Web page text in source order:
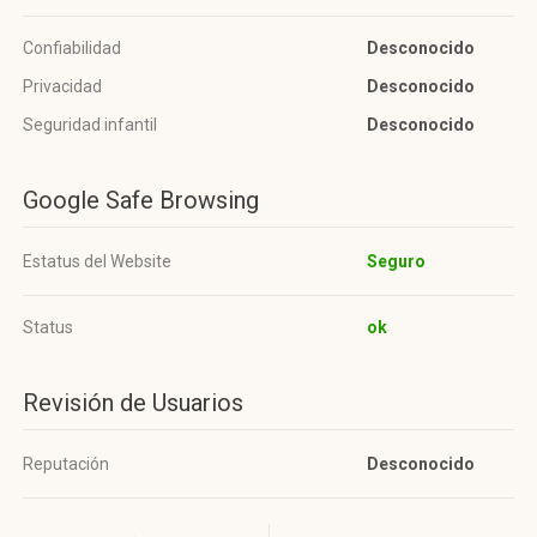
Confiabilidad
Desconocido
Privacidad
Desconocido
Seguridad infantil
Desconocido
Google Safe Browsing
Estatus del Website Seguro
Status ok
Revisión de Usuarios
Reputación Desconocido